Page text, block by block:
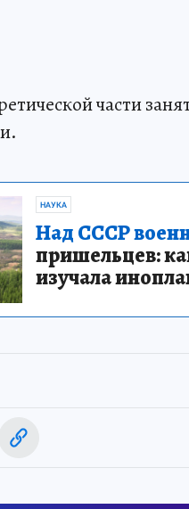
части
НАУКА
Над СССР
пришельцев:
изучала